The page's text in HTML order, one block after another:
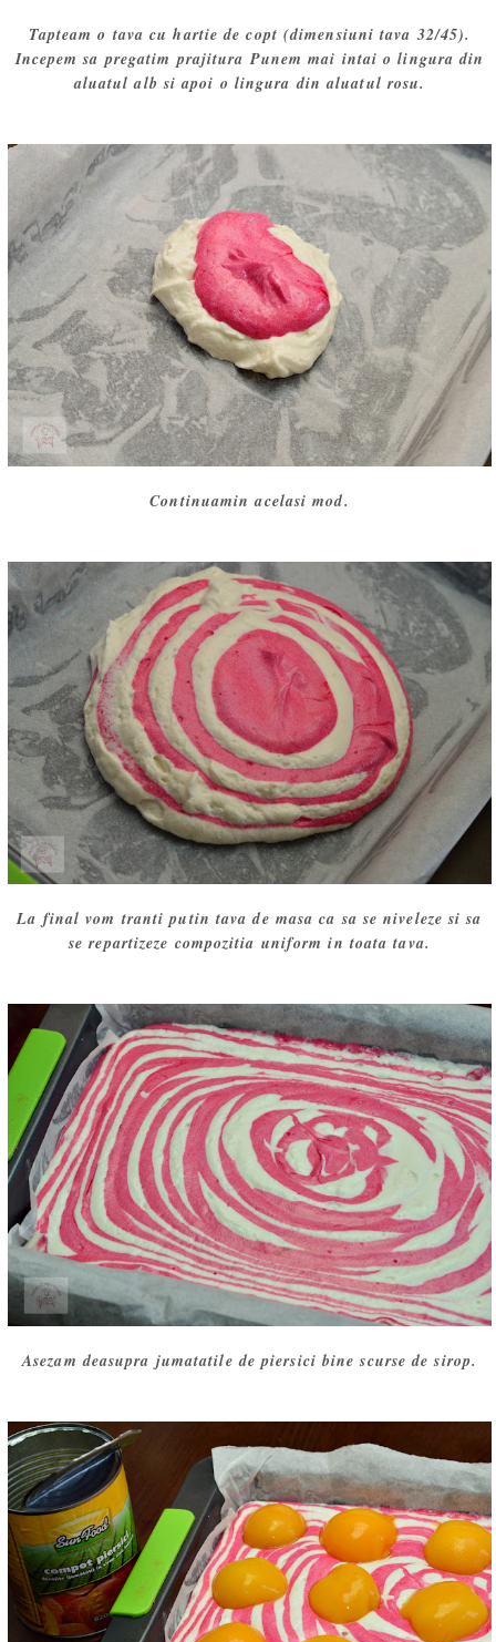
Tapteam o tava cu hartie de copt (dimensiuni tava 32/45).
Incepem sa pregatim prajitura Punem mai intai o lingura din
aluatul alb si apoi o lingura din aluatul rosu.
Continuamin acelasi mod.
La final vom tranti putin tava de masa ca sa se niveleze si sa
se repartizeze compozitia uniform in toata tava.
Asezam deasupra jumatatile de piersici bine scurse de sirop.